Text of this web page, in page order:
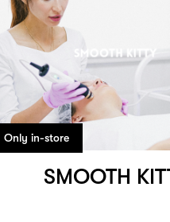
Only in-store
SMOOTH